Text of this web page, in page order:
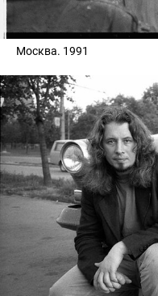
Москва. 1991